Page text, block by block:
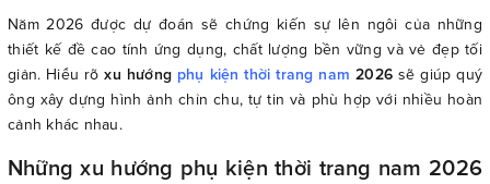
Năm 2026 được dự đoán sẽ chứng kiến sự lên ngôi của những
thiết kế đề cao tính ứng dụng, chất lượng bền vững và vẻ đẹp tối
giản. Hiểu rõxu hướng phụ kiện thời trang nam 2026sẽ giúp quý
ông xây dựng hình ảnh chỉn chu, tự tin và phù hợp với nhiều hoàn
cảnh khác nhau.
Những xu hướng phụ kiện thời trang nam 2026